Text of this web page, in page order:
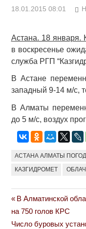
18.01.2015 08:01
Астана. 18 января.
в воскресенье
служба РГП
В Астане
западный 9-14 м/с,
В Алматы
до 5 м/с, воздух
АСТАНА АЛМАТЫ
КАЗГИДРОМЕТ
Навигация
по
Previous
Post:
В Алматинской
на 750 голов КРС
Next
Число буровых